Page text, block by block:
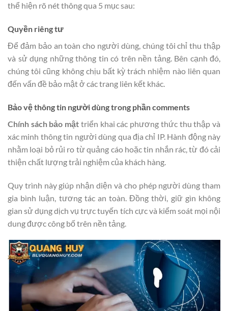
thể hiện rõ nét thông qua 5 mục sau:
Quyền riêng tư
Để đảm bảo an toàn cho người dùng, chúng tôi chỉ thu thập
và sử dụng những thông tin có trên nền tảng. Bên cạnh đó,
chúng tôi cũng không chịu bất kỳ trách nhiệm nào liên quan
đến vấn đề bảo mật ở các trang liên kết khác.
Bảo vệ thông tin người dùng trong phần comments
Chính sách bảo mật triển khai các phương thức thu thập và
xác minh thông tin người dùng qua địa chỉ IP. Hành động này
nhằm loại bỏ rủi ro từ quảng cáo hoặc tin nhắn rác, từ đó cải
thiện chất lượng trải nghiệm của khách hàng.
Quy trình này giúp nhận diện và cho phép người dùng tham
gia bình luận, tương tác an toàn. Đồng thời, giữ gìn không
gian sử dụng dịch vụ trực tuyến tích cực và kiểm soát mọi nội
dung được công bố trên nền tảng.